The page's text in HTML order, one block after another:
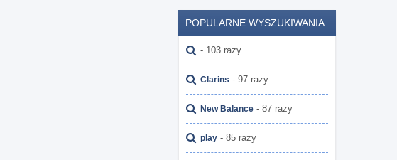
POPULARNE WYSZUKIWANIA
- 103 razy
Clarins - 97 razy
New Balance - 87 razy
play - 85 razy